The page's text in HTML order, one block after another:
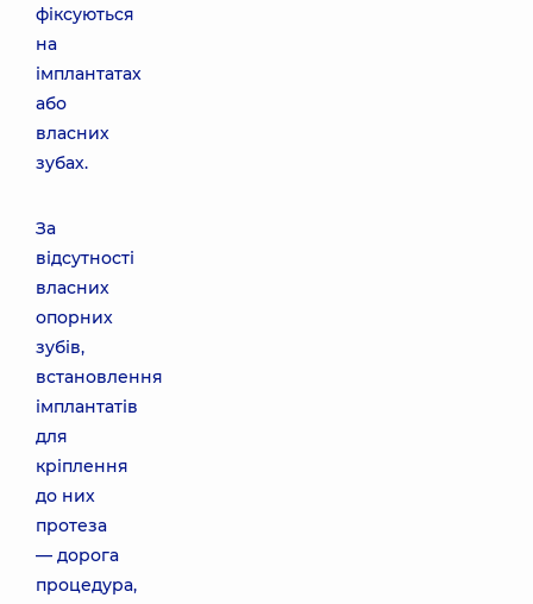
фіксуються
на
імплантатах
або
власних
зубах.
За
відсутності
власних
опорних
зубів,
встановлення
імплантатів
для
кріплення
до них
протеза
— дорога
процедура,